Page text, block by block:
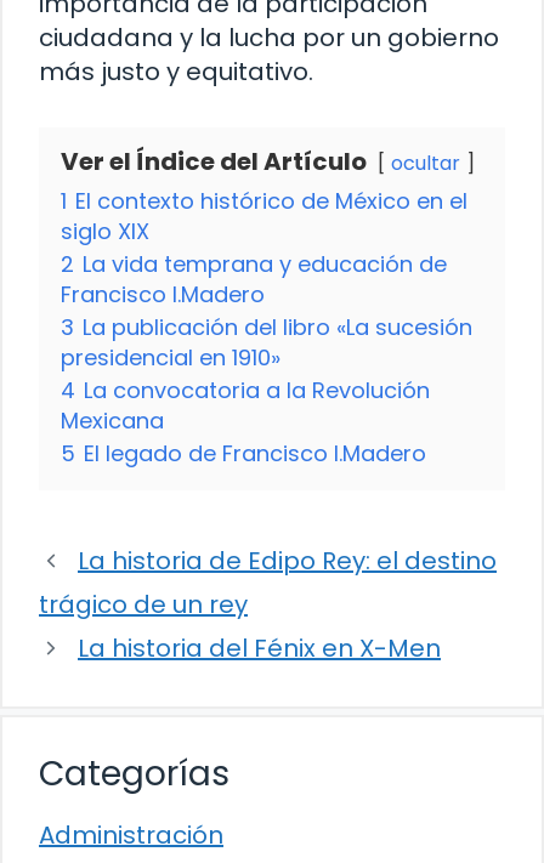
ciudadana y la lucha por un gobierno
más justo y equitativo.
Ver el Índice del Artículo ocultar
1 El contexto histórico de México en el
siglo XIX
2 La vida temprana y educación de
Francisco I.Madero
3 La publicación del libro «La sucesión
presidencial en 1910»
4 La convocatoria a la Revolución
Mexicana
5 El legado de Francisco I.Madero
La historia de Edipo Rey: el destino
trágico de un rey
La historia del Fénix en X-Men
Categorías
Administración